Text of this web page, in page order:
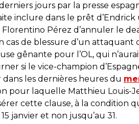
jours par la presse
inclure dans le prêt d’Endrick
Pérez d’annuler le
cas de blessure d’un attaquant
gênante pour l’OL, qui
si le vice-champion
dans les dernières heures du
pour laquelle Matthieu Louis-
cette clause, à la condition
janvier et non jusqu’au 31.